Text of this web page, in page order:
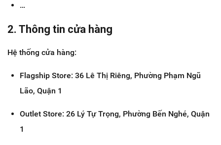
…
2. Thông tin cửa hàng
Hệ thống cửa hàng:
Flagship Store: 36 Lê Thị Riêng, Phường Phạm Ngũ
Lão, Quận 1
Outlet Store: 26 Lý Tự Trọng, Phường Bến Nghé, Quận
1